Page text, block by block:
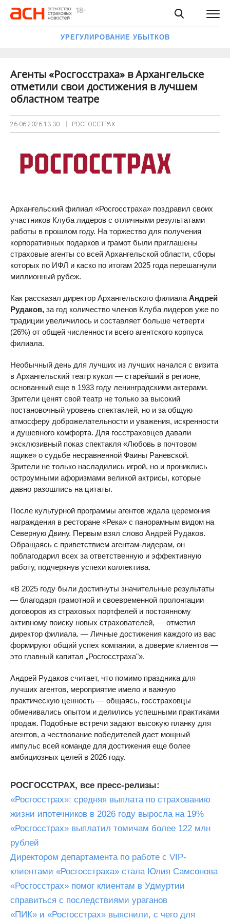
УРЕГУЛИРОВАНИЕ УБЫТКОВ
Агенты «Росгосстраха» в Архангельске
отметили свои достижения в лучшем
областном театре
26.06.2026 13:30 РОСГОССТРАХ
Архангельский филиал «Росгосстраха» поздравил своих
участников Клуба лидеров с отличными результатами
работы в прошлом году. На торжество для получения
корпоративных подарков и грамот были приглашены
страховые агенты со всей Архангельской области, сборы
которых по ИФЛ и каско по итогам 2025 года перешагнули
миллионный рубеж.
Как рассказал директор Архангельского филиала Андрей
Рудаков, за год количество членов Клуба лидеров уже по
традиции увеличилось и составляет больше четверти
(26%) от общей численности всего агентского корпуса
филиала.
Необычный день для лучших из лучших начался с визита
в Архангельский театр кукол — старейший в регионе,
основанный еще в 1933 году ленинградскими актерами.
Зрители ценят свой театр не только за высокий
постановочный уровень спектаклей, но и за общую
атмосферу доброжелательности и уважения, искренности
и душевного комфорта. Для госстраховцев давали
эксклюзивный показ спектакля «Любовь в почтовом
ящике» о судьбе несравненной Фаины Раневской.
Зрители не только насладились игрой, но и прониклись
остроумными афоризмами великой актрисы, которые
давно разошлись на цитаты.
После культурной программы агентов ждала церемония
награждения в ресторане «Река» с панорамным видом на
Северную Двину. Первым взял слово Андрей Рудаков.
Обращаясь с приветствием агентам-лидерам, он
поблагодарил всех за ответственную и эффективную
работу, подчеркнув успехи коллектива.
«В 2025 году были достигнуты значительные результаты
— благодаря грамотной и своевременной пролонгации
договоров из страховых портфелей и постоянному
активному поиску новых страхователей, — отметил
директор филиала. — Личные достижения каждого из вас
формируют общий успех компании, а доверие клиентов —
это главный капитал „Росгосстраха"».
Андрей Рудаков считает, что помимо праздника для
лучших агентов, мероприятие имело и важную
практическую ценность — общаясь, госстраховцы
обменивались опытом и делились успешными практиками
продаж. Подобные встречи задают высокую планку для
агентов, а чествование победителей дает мощный
импульс всей команде для достижения еще более
амбициозных целей в 2026 году.
РОСГОССТРАХ, все пресс-релизы:
«Росгосстрах»: средняя выплата по страхованию
жизни ипотечников в 2026 году выросла на 19%
«Росгосстрах» выплатил томичам более 122 млн
рублей
Директором департамента по работе с VIP-
клиентами «Росгосстраха» стала Юлия Самсонова
«Росгосстрах» помог клиентам в Удмуртии
справиться с последствиями ураганов
«ПИК» и «Росгосстрах» выяснили, с чего для